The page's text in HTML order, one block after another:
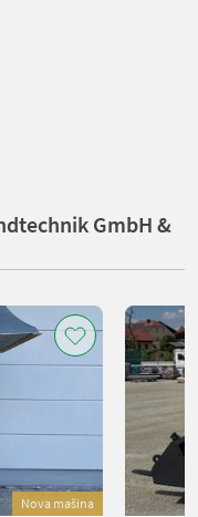
GmbH &
Nova mašina